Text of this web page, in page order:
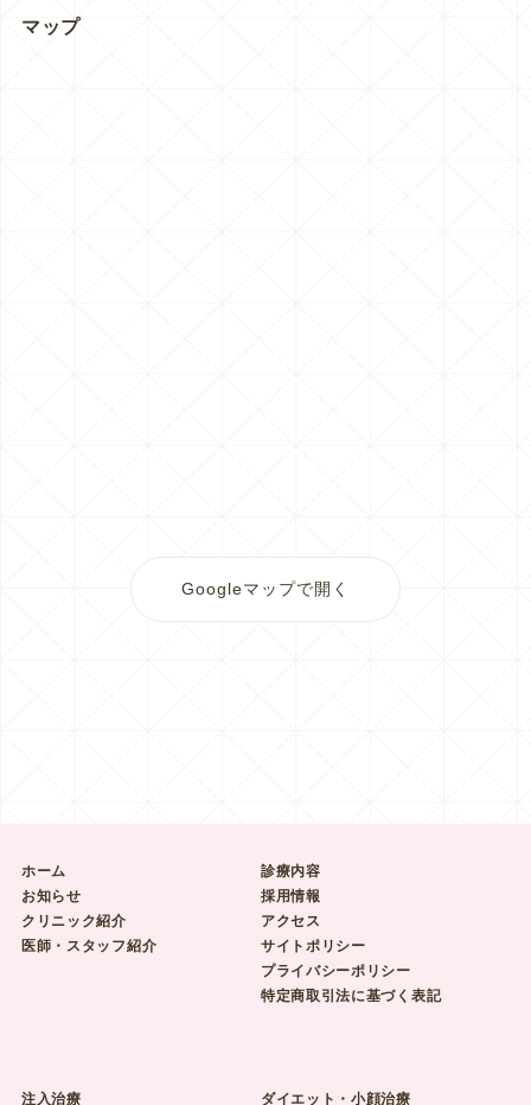
マップ
Googleマップで開く
ホーム
お知らせ
クリニック紹介
医師・スタッフ紹介
診療内容
採用情報
アクセス
サイトポリシー
プライバシーポリシー
特定商取引法に基づく表記
注入治療
ダイエット・小顔治療